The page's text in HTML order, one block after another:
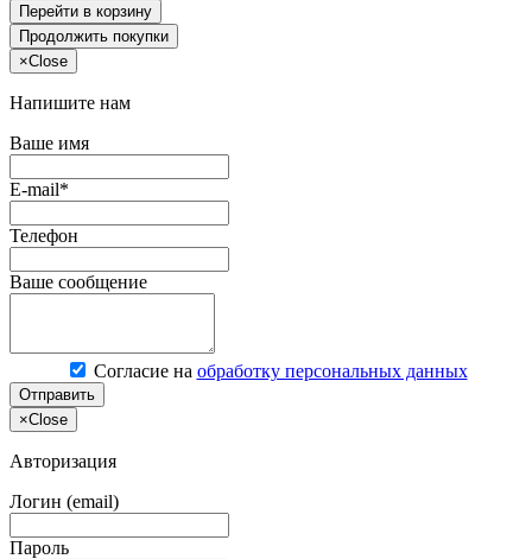
Перейти в корзину
Продолжить покупки
×Close
Напишите нам
Ваше имя
E-mail*
Телефон
Ваше сообщение
Согласие на обработку персональных данных
Отправить
×Close
Авторизация
Логин (email)
Пароль